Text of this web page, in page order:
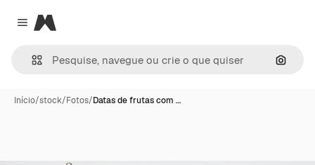
Close menu
Magnific
Início/stock/Fotos/Datas de frutas com …